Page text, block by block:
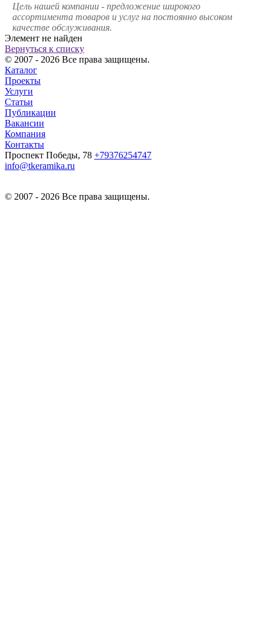
Цель нашей компании - предложение широкого
ассортимента товаров и услуг на постоянно высоком
качестве обслуживания.
Элемент не найден
Вернуться к списку
© 2007 - 2026 Все права защищены.
Каталог
Проекты
Услуги
Статьи
Публикации
Вакансии
Компания
Контакты
Проспект Победы, 78 +79376254747
info@tkeramika.ru
© 2007 - 2026 Все права защищены.